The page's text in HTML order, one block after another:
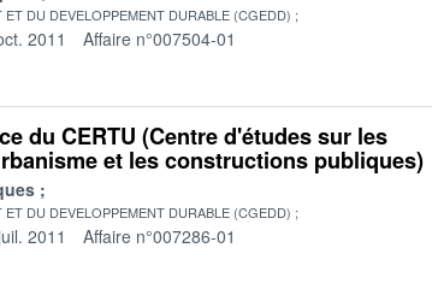
DU DEVELOPPEMENT DURABLE (CGEDD)
2011 Affaire n°007504-01
du CERTU (Centre d'études sur les
et les constructions publiques)
DU DEVELOPPEMENT DURABLE (CGEDD)
2011 Affaire n°007286-01